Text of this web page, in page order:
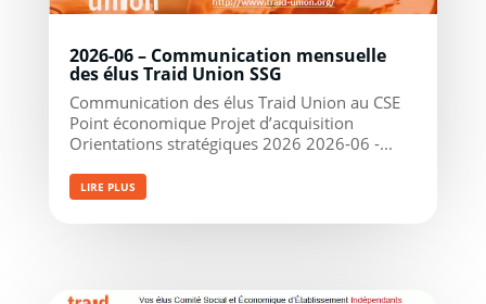
2026-06 – Communication mensuelle
des élus Traid Union SSG
Communication des élus Traid Union au CSE
Point économique Projet d’acquisition
Orientations stratégiques 2026 2026-06 -...
LIRE PLUS